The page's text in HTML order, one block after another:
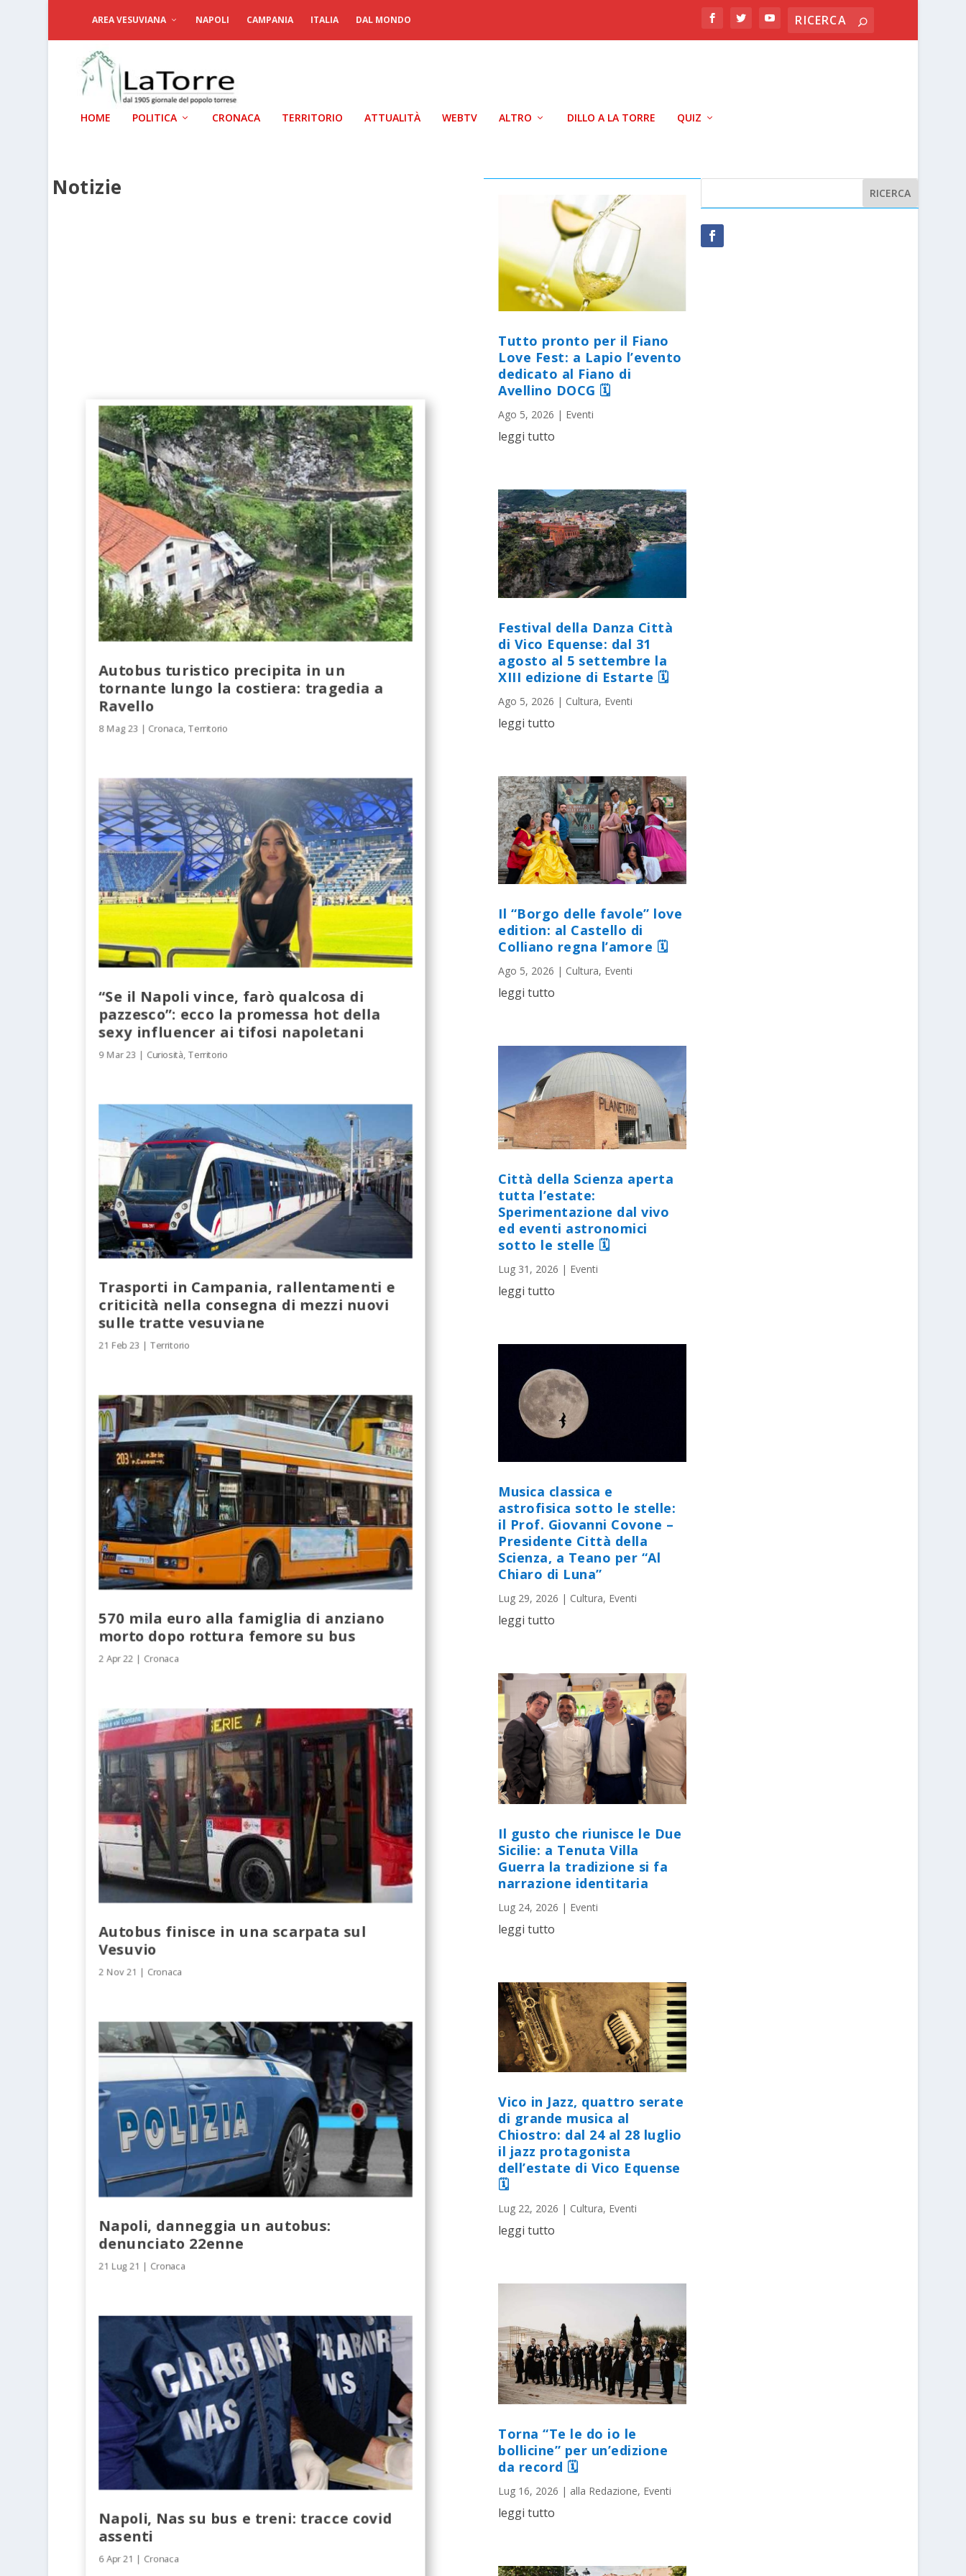
AREA VESUVIANA NAPOLI CAMPANIA ITALIA DAL MONDO
HOME POLITICA CRONACA TERRITORIO ATTUALITÀ WEBTV ALTRO DILLO A LA TORRE QUIZ
Notizie
Autobus turistico precipita in un
tornante lungo la costiera: tragedia a
Ravello
8 Mag 23 | Cronaca ,Territorio
“Se il Napoli vince, farò qualcosa di
pazzesco”: ecco la promessa hot della
sexy influencer ai tifosi napoletani
9 Mar 23 | Curiosità ,Territorio
Trasporti in Campania, rallentamenti e
criticità nella consegna di mezzi nuovi
sulle tratte vesuviane
21 Feb 23 |Territorio
570 mila euro alla famiglia di anziano
morto dopo rottura femore su bus
2 Apr 22 | Cronaca
Autobus finisce in una scarpata sul
Vesuvio
2 Nov 21 | Cronaca
Napoli, danneggia un autobus:
denunciato 22enne
21 Lug 21 | Cronaca
Napoli, Nas su bus e treni: tracce covid
assenti
6 Apr 21 | Cronaca
Tutto pronto per il Fiano
Love Fest: a Lapio l’evento
dedicato al Fiano di
Avellino DOCG 🗓
Ago 5, 2026 | Eventi
leggi tutto
Festival della Danza Città
di Vico Equense: dal 31
agosto al 5 settembre la
XIII edizione di Estarte 🗓
Ago 5, 2026 | Cultura, Eventi
leggi tutto
Il “Borgo delle favole” love
edition: al Castello di
Colliano regna l’amore 🗓
Ago 5, 2026 | Cultura, Eventi
leggi tutto
Città della Scienza aperta
tutta l’estate:
Sperimentazione dal vivo
ed eventi astronomici
sotto le stelle 🗓
Lug 31, 2026 | Eventi
leggi tutto
Musica classica e
astrofisica sotto le stelle:
il Prof. Giovanni Covone –
Presidente Città della
Scienza, a Teano per “Al
Chiaro di Luna”
Lug 29, 2026 | Cultura, Eventi
leggi tutto
Il gusto che riunisce le Due
Sicilie: a Tenuta Villa
Guerra la tradizione si fa
narrazione identitaria
Lug 24, 2026 | Eventi
leggi tutto
Vico in Jazz, quattro serate
di grande musica al
Chiostro: dal 24 al 28 luglio
il jazz protagonista
dell’estate di Vico Equense
🗓
Lug 22, 2026 | Cultura, Eventi
leggi tutto
Torna “Te le do io le
bollicine” per un’edizione
da record 🗓
Lug 16, 2026 | alla Redazione, Eventi
leggi tutto